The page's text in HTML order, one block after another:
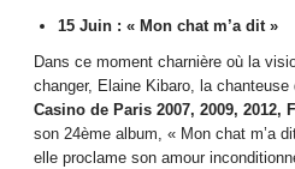
15 Juin : « Mon chat m’a dit »
Dans ce moment charnière où la
changer, Elaine Kibaro, la
Casino de Paris 2007, 2009, 2012,
son 24ème album, « Mon chat m’a
elle proclame son amour